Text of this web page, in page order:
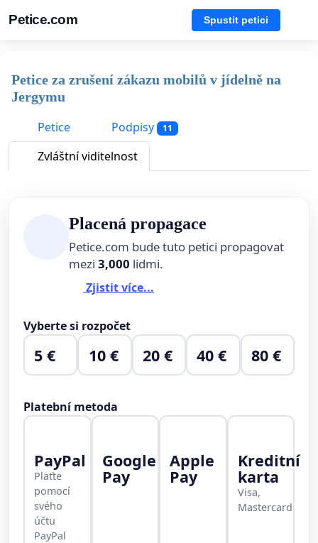
Petice.com Spustit petici
Petice za zrušení zákazu mobilů v jídelně na
Jergymu
Petice
Podpisy 11
Zvláštní viditelnost
Placená propagace
Petice.com bude tuto petici propagovat
mezi 3,000 lidmi.
Zjistit více...
Vyberte si rozpočet
5 € 10 € 20 € 40 € 80 €
Platební metoda
PayPal
Plaťte
pomocí
svého
účtu
PayPal
Google
Pay
Apple
Pay
Kreditní
karta
Visa,
Mastercard